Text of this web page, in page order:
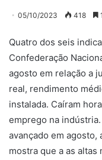
05/10/2023 418
Quatro dos seis
Confederação
agosto em relação a
real, rendimento
instalada. Caíram
emprego na
avançado em
mostra que a as